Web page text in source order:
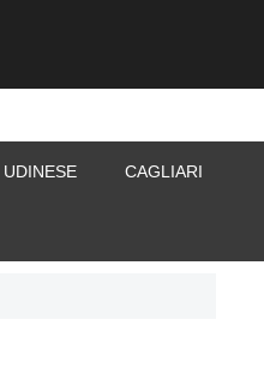
UDINESE CAGLIARI